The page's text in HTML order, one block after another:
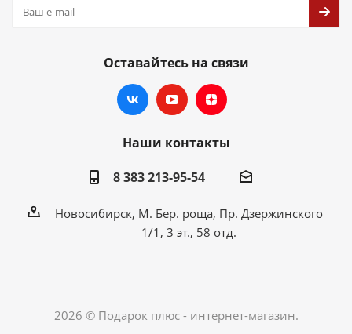
Оставайтесь на связи
Наши контакты
8 383 213-95-54
Новосибирск, М. Бер. роща, Пр. Дзержинского
1/1, 3 эт., 58 отд.
2026 © Подарок плюс - интернет-магазин.